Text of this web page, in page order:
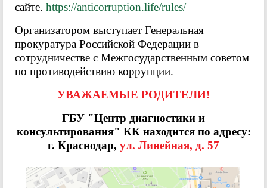
сайте. https://anticorruption.life/rules/
Организатором выступает Генеральная
прокуратура Российской Федерации в
сотрудничестве с Межгосударственным советом
по противодействию коррупции.
УВАЖАЕМЫЕ РОДИТЕЛИ!
ГБУ "Центр диагностики и
консультирования" КК находится по адресу:
г. Краснодар, ул. Линейная, д. 57